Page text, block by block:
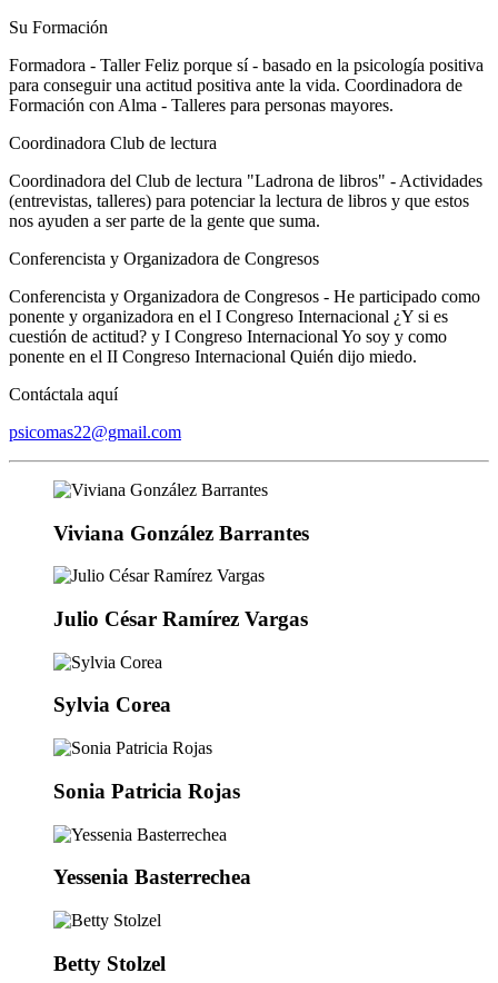
Su Formación
Formadora - Taller Feliz porque sí - basado en la psicología positiva
para conseguir una actitud positiva ante la vida. Coordinadora de
Formación con Alma - Talleres para personas mayores.
Coordinadora Club de lectura
Coordinadora del Club de lectura "Ladrona de libros" - Actividades
(entrevistas, talleres) para potenciar la lectura de libros y que estos
nos ayuden a ser parte de la gente que suma.
Conferencista y Organizadora de Congresos
Conferencista y Organizadora de Congresos - He participado como
ponente y organizadora en el I Congreso Internacional ¿Y si es
cuestión de actitud? y I Congreso Internacional Yo soy y como
ponente en el II Congreso Internacional Quién dijo miedo.
Contáctala aquí
psicomas22@gmail.com
Viviana González Barrantes
Julio César Ramírez Vargas
Sylvia Corea
Sonia Patricia Rojas
Yessenia Basterrechea
Betty Stolzel